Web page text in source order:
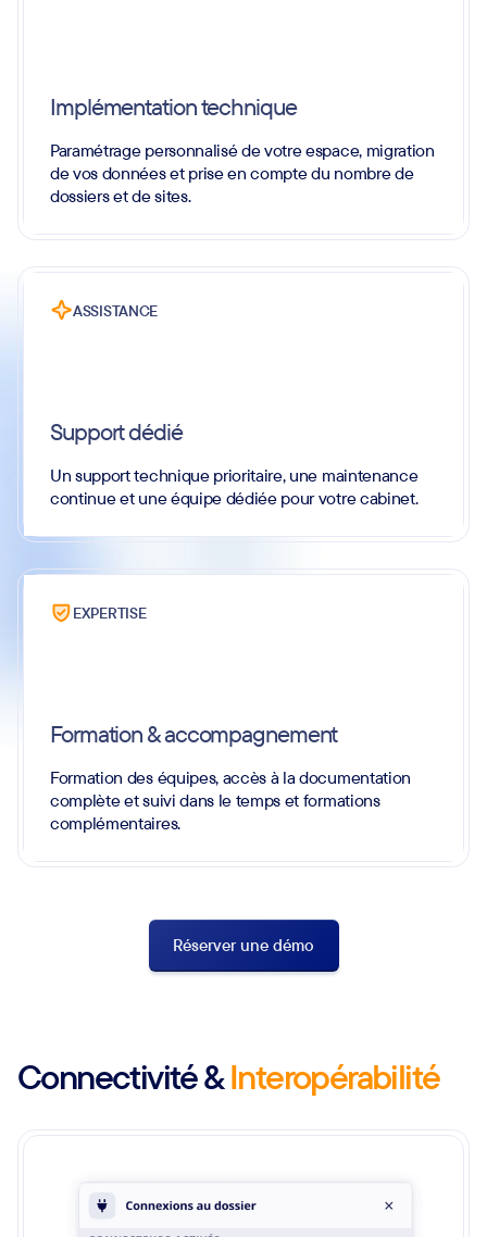
Implémentation technique
Paramétrage personnalisé de votre espace, migration
de vos données et prise en compte du nombre de
dossiers et de sites.
ASSISTANCE
Support dédié
Un support technique prioritaire, une maintenance
continue et une équipe dédiée pour votre cabinet.
EXPERTISE
Formation & accompagnement
Formation des équipes, accès à la documentation
complète et suivi dans le temps et formations
complémentaires.
Réserver une démo
Connectivité &Interopérabilité